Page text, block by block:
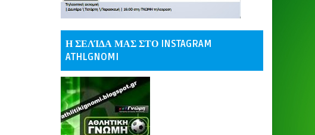
Η ΣΕΛΊΔΑ ΜΑΣ ΣΤΟ INSTAGRAM
ATHLGNOMI